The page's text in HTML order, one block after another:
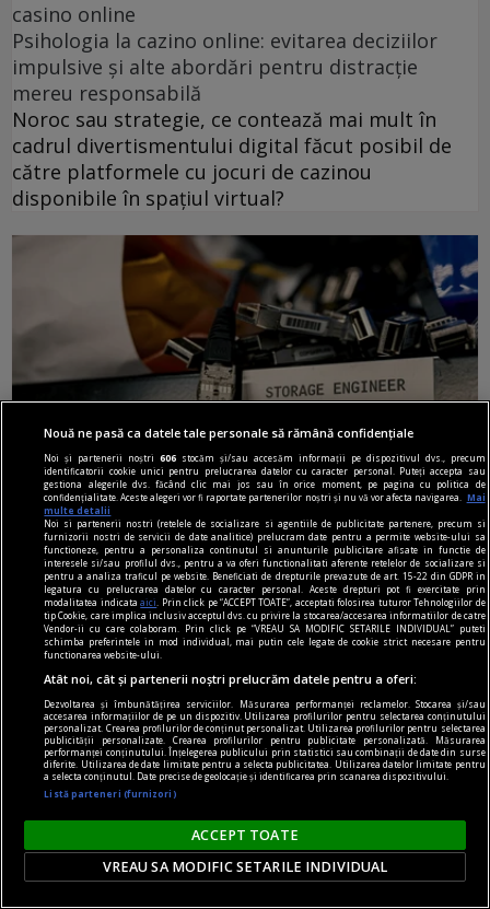
casino online
Psihologia la cazino online: evitarea deciziilor
impulsive și alte abordări pentru distracție
mereu responsabilă
Noroc sau strategie, ce contează mai mult în
cadrul divertismentului digital făcut posibil de
către platformele cu jocuri de cazinou
disponibile în spațiul virtual?
media convertor
Motive pentru care un media convertor prin
fibră optică este folosit pentru transmiterea
semnalelor pe distanțe lungi
Dezvoltarea accelerată a infrastructurilor IT și
creșterea constantă a volumului de date
transferate între sedii, clădiri sau puncte de
lucru aflate la distanțe considerabile au
determinat companiile să caute soluții tehnice
capabile să ...
Nouă ne pasă ca datele tale personale să rămână confidențiale
Noi și partenerii noștri606 stocăm și/sau accesăm informații pe dispozitivul dvs., precum
identificatorii cookie unici pentru prelucrarea datelor cu caracter personal. Puteți accepta sau
gestiona alegerile dvs. făcând clic mai jos sau în orice moment, pe pagina cu politica de
confidențialitate. Aceste alegeri vor fi raportate partenerilor noștri și nu vă vor afecta navigarea.
Mai
multe detalii
Noi si partenerii nostri (retelele de socializare si agentiile de publicitate partenere, precum si
furnizorii nostri de servicii de date analitice) prelucram date pentru a permite website-ului sa
functioneze, pentru a personaliza continutul si anunturile publicitare afisate in functie de
interesele si/sau profilul dvs., pentru a va oferi functionalitati aferente retelelor de socializare si
pentru a analiza traficul pe website. Beneficiati de drepturile prevazute de art. 15-22 din GDPR in
legatura cu prelucrarea datelor cu caracter personal. Aceste drepturi pot fi exercitate prin
modalitatea indicataaici
. Prin click pe “ACCEPT TOATE”, acceptati folosirea tuturor Tehnologiilor de
tip Cookie, care implica inclusiv acceptul dvs. cu privire la stocarea/accesarea informatiilor de catre
Vendor-ii cu care colaboram. Prin click pe “VREAU SA MODIFIC SETARILE INDIVIDUAL” puteti
schimba preferintele in mod individual, mai putin cele legate de cookie strict necesare pentru
functionarea website-ului.
Atât noi, cât și partenerii noștri prelucrăm datele pentru a oferi:
Dezvoltarea și îmbunătățirea serviciilor. Măsurarea performanței reclamelor. Stocarea și/sau
accesarea informațiilor de pe un dispozitiv. Utilizarea profilurilor pentru selectarea conținutului
personalizat. Crearea profilurilor de conținut personalizat. Utilizarea profilurilor pentru selectarea
publicității personalizate. Crearea profilurilor pentru publicitate personalizată. Măsurarea
performanței conținutului. Înțelegerea publicului prin statistici sau combinații de date din surse
diferite. Utilizarea de date limitate pentru a selecta publicitatea. Utilizarea datelor limitate pentru
a selecta conținutul. Date precise de geolocație și identificarea prin scanarea dispozitivului.
Listă parteneri (furnizori)
ACCEPT TOATE
VREAU SA MODIFIC SETARILE INDIVIDUAL